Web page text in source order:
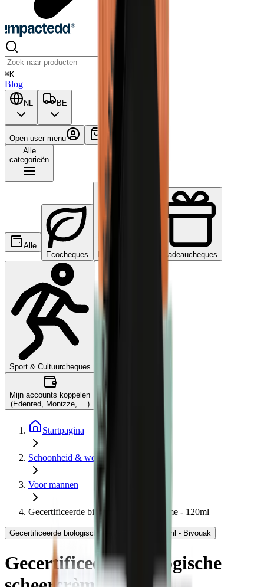
⌘K
Blog
NL BE
Open user menu
Winkelwagen
Alle
categorieën
Alle
Ecocheques
Cadeaucheques
Sport & Cultuurcheques
Mijn accounts koppelen
(Edenred, Monizze, …)
Startpagina
Schoonheid & welzijn
Voor mannen
Gecertificeerde biologische scheercrème - 120ml
Gecertificeerde biologische scheercrème - 120ml - Bivouak
Gecertificeerde biologische